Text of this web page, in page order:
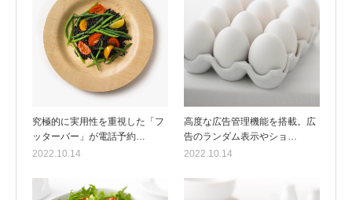
究極的に実用性を重視した「フ
ッターバー」が電話予約…
2022.10.14
高度な広告管理機能を搭載。広
告のランダム表示やショ…
2022.10.14